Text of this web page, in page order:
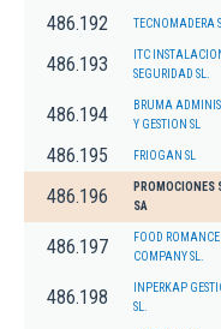
486.192 TECNOMADERA SL
486.193
ITC
SEGURIDAD SL.
486.194
BRUMA
Y GESTION SL
486.195 FRIOGAN SL
486.196
PROMOCIONES
SA
486.197
FOOD ROMANCE
COMPANY SL.
486.198
INPERKAP
SL.